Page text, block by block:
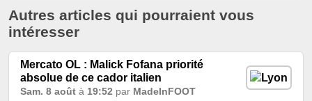
Autres articles qui pourraient vous
intéresser
Mercato OL : Malick Fofana priorité
absolue de ce cador italien
Sam. 8 août à 19:52 par MadeInFOOT